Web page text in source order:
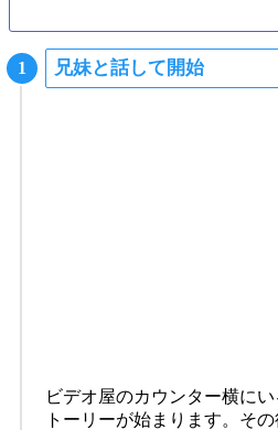
兄妹と話して開始
ビデオ屋のカウンター横に
トーリーが始まります。そ